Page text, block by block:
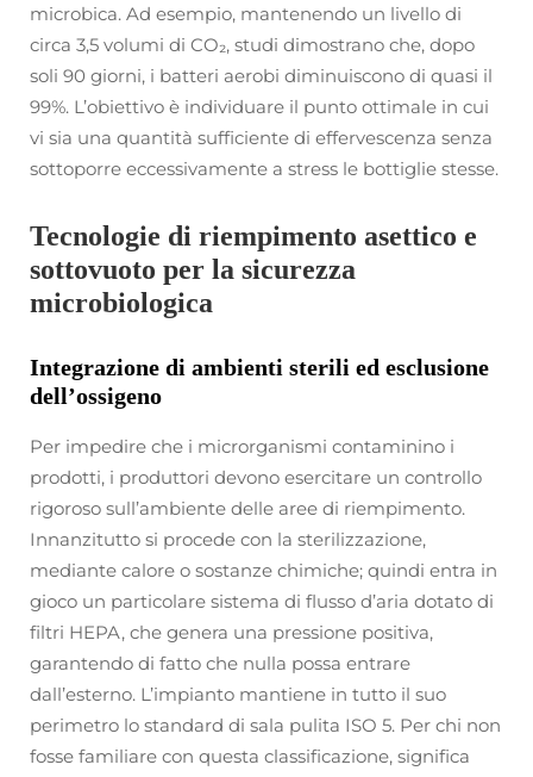
microbica. Ad esempio, mantenendo un livello di
circa 3,5 volumi di CO₂, studi dimostrano che, dopo
soli 90 giorni, i batteri aerobi diminuiscono di quasi il
99%. L’obiettivo è individuare il punto ottimale in cui
vi sia una quantità sufficiente di effervescenza senza
sottoporre eccessivamente a stress le bottiglie stesse.
Tecnologie di riempimento asettico e
sottovuoto per la sicurezza
microbiologica
Integrazione di ambienti sterili ed esclusione
dell’ossigeno
Per impedire che i microrganismi contaminino i
prodotti, i produttori devono esercitare un controllo
rigoroso sull’ambiente delle aree di riempimento.
Innanzitutto si procede con la sterilizzazione,
mediante calore o sostanze chimiche; quindi entra in
gioco un particolare sistema di flusso d’aria dotato di
filtri HEPA, che genera una pressione positiva,
garantendo di fatto che nulla possa entrare
dall’esterno. L’impianto mantiene in tutto il suo
perimetro lo standard di sala pulita ISO 5. Per chi non
fosse familiare con questa classificazione, significa